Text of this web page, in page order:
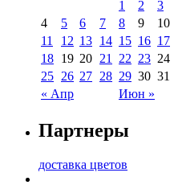
« Апр Июн »
1 2
3
4
5 6 7 8 9
10
11
12 13 14 15 16 17
18 19 20 21 22 23 24
25 26 27 28 29 30 31
Партнеры
доставка цветов